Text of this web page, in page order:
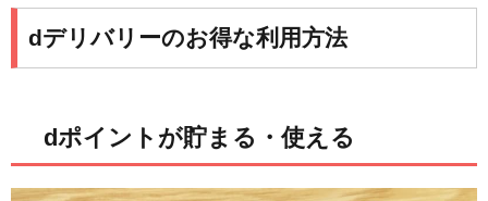
dデリバリーのお得な利用方法
dポイントが貯まる・使える